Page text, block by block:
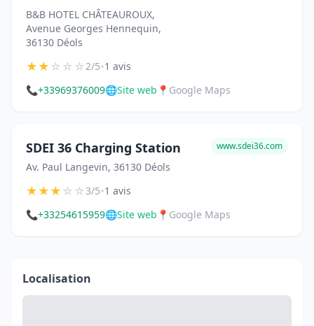
B&B HOTEL CHÂTEAUROUX,
Avenue Georges Hennequin,
36130 Déols
★★☆☆☆2/5•1 avis
📞+33969376009🌐Site web 📍 Google Maps
SDEI 36 Charging Station
Av. Paul Langevin, 36130 Déols
www.sdei36.com
★★★☆☆3/5•1 avis
📞+33254615959🌐Site web 📍 Google Maps
Localisation